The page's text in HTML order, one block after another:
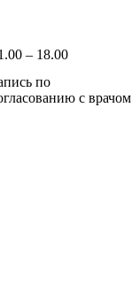
– 18.00
по
с врачом